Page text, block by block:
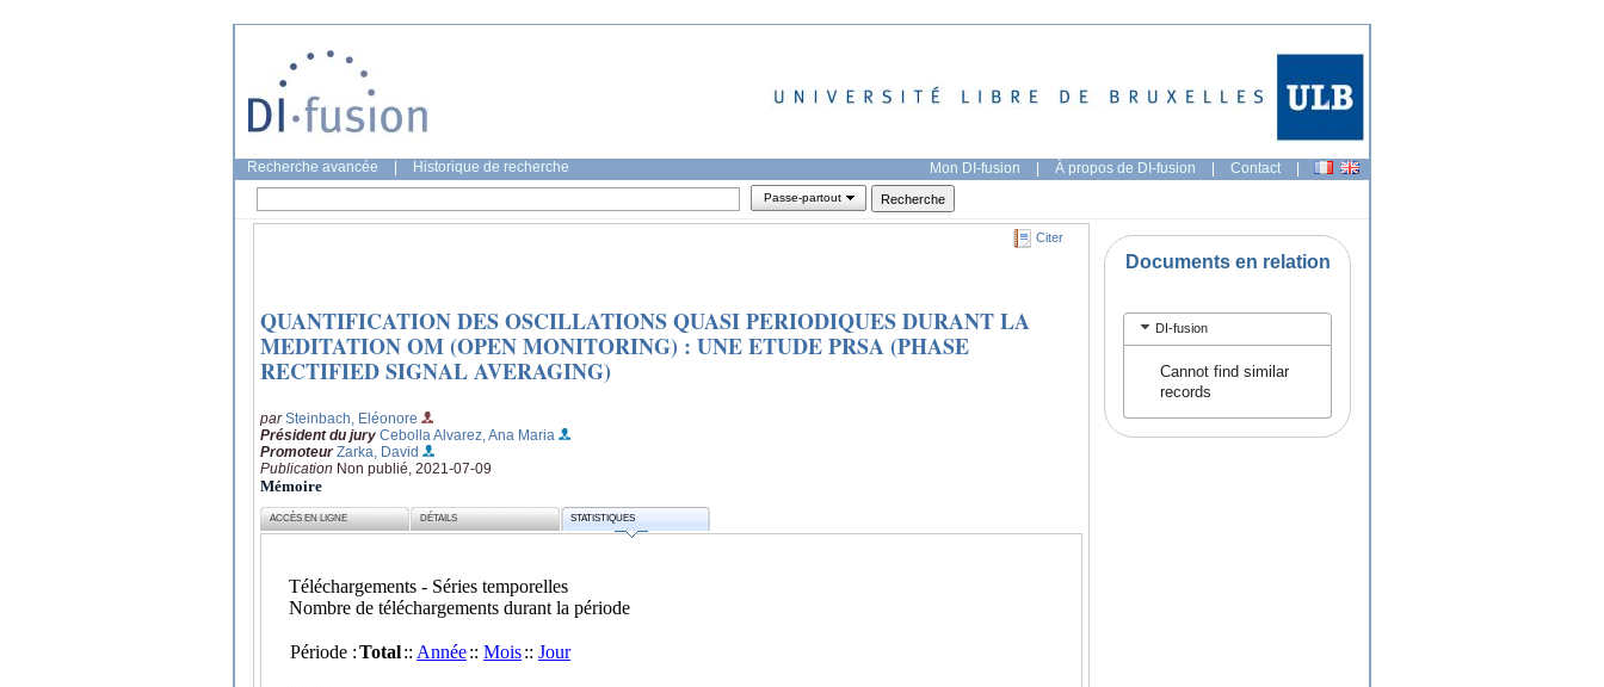
Recherche avancée Historique de recherche Mon DI-fusion | À propos de DI-fusion | Contact |
Passe-partout
Citer
QUANTIFICATION DES OSCILLATIONS QUASI PERIODIQUES DURANT LA
MEDITATION OM (OPEN MONITORING) : UNE ETUDE PRSA (PHASE
RECTIFIED SIGNAL AVERAGING)
parSteinbach, Eléonore
Président du jury Cebolla Alvarez, Ana Maria
Promoteur Zarka, David
Publication Non publié, 2021-07-09
Mémoire
ACCÈS EN LIGNE DÉTAILS STATISTIQUES
Documents en relation
DI-fusion
Cannot find similar
records